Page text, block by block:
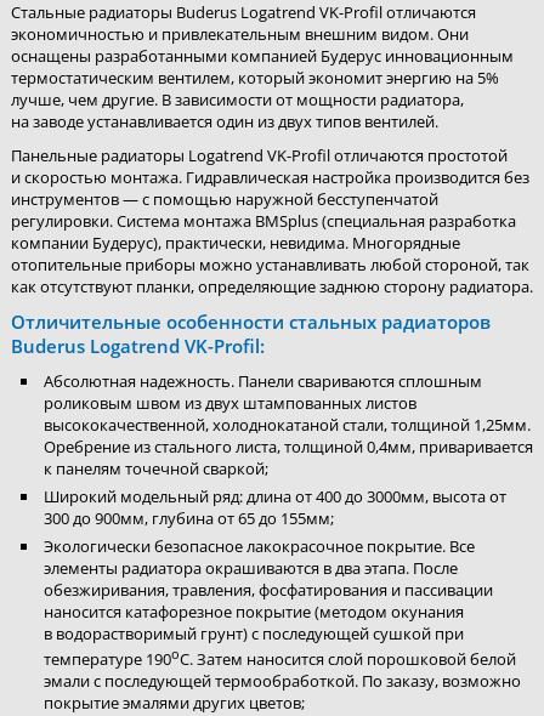
Стальные радиаторы Buderus Logatrend VK-Profil отличаются
экономичностью и привлекательным внешним видом. Они
оснащены разработанными компанией Будерус инновационным
термостатическим вентилем, который экономит энергию на 5%
лучше, чем другие. В зависимости от мощности радиатора,
на заводе устанавливается один из двух типов вентилей.
Панельные радиаторы Logatrend VK-Profil отличаются простотой
и скоростью монтажа. Гидравлическая настройка производится без
инструментов — с помощью наружной бесступенчатой
регулировки. Система монтажа BMSplus (специальная разработка
компании Будерус), практически, невидима. Многорядные
отопительные приборы можно устанавливать любой стороной, так
как отсутствуют планки, определяющие заднюю сторону радиатора.
Отличительные особенности стальных радиаторов
Buderus Logatrend VK-Profil:
Абсолютная надежность. Панели свариваются сплошным
роликовым швом из двух штампованных листов
высококачественной, холоднокатаной стали, толщиной 1,25мм.
Оребрение из стального листа, толщиной 0,4мм, приваривается
к панелям точечной сваркой;
Широкий модельный ряд: длина от 400 до 3000мм, высота от
300 до 900мм, глубина от 65 до 155мм;
Экологически безопасное лакокрасочное покрытие. Все
элементы радиатора окрашиваются в два этапа. После
обезжиривания, травления, фосфатирования и пассивации
наносится катафорезное покрытие (методом окунания
в водорастворимый грунт) с последующей сушкой при
температуре 190оС. Затем наносится слой порошковой белой
эмали с последующей термообработкой. По заказу, возможно
покрытие эмалями других цветов;